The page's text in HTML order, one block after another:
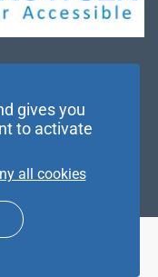
gives you
to activate
all cookies